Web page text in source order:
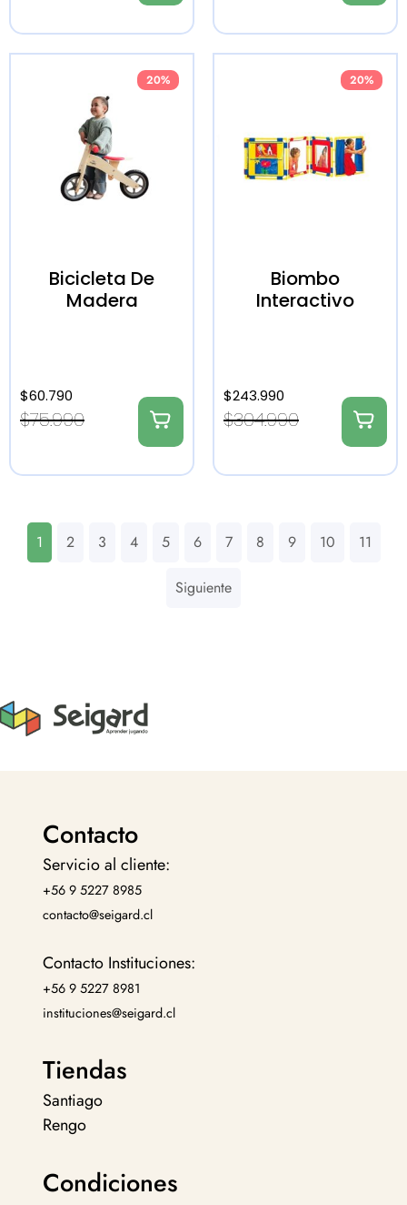
20%
Bicicleta De
Madera
$75.990
$60.790
20%
Biombo
Interactivo
$304.990
$243.990
1 2 3 4 5 6 7 8 9 10 11
Siguiente
Contacto
Servicio al cliente:
+56 9 5227 8985
contacto@seigard.cl
Contacto Instituciones:
+56 9 5227 8981
instituciones@seigard.cl
Tiendas
Santiago
Rengo
Condiciones